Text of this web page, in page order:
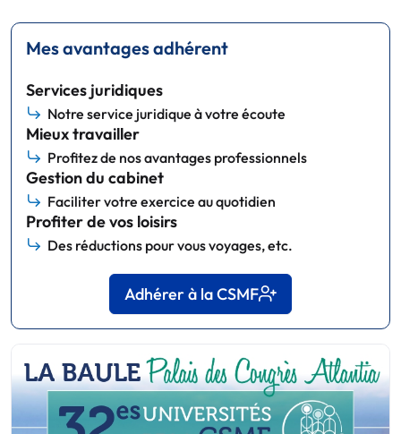
Mes avantages adhérent
Services juridiques
Notre service juridique à votre écoute
Mieux travailler
Profitez de nos avantages professionnels
Gestion du cabinet
Faciliter votre exercice au quotidien
Profiter de vos loisirs
Des réductions pour vous voyages, etc.
Adhérer à la CSMF